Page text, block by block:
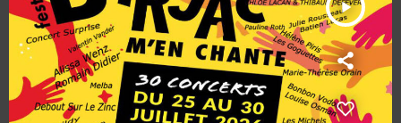
play_arrow